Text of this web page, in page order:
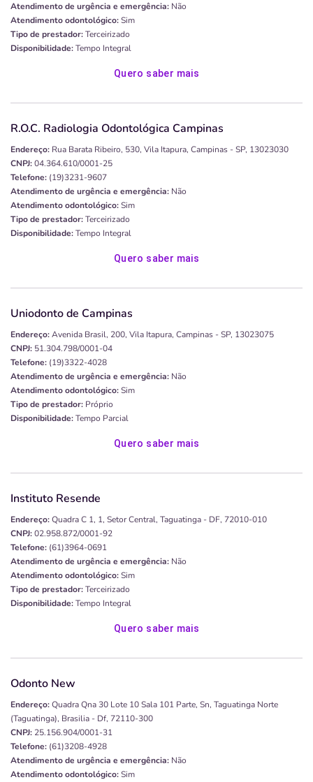
Atendimento de urgência e emergência: Não
Atendimento odontológico:Sim
Tipo de prestador:Terceirizado
Disponibilidade:Tempo Integral
Quero saber mais
R.O.C. Radiologia Odontológica Campinas
Endereço: Rua Barata Ribeiro, 530, Vila Itapura, Campinas - SP, 13023030
CNPJ:04.364.610/0001-25
Telefone: (19)3231-9607
Atendimento de urgência e emergência: Não
Atendimento odontológico:Sim
Tipo de prestador:Terceirizado
Disponibilidade:Tempo Integral
Quero saber mais
Uniodonto de Campinas
Endereço:Avenida Brasil, 200, Vila Itapura, Campinas - SP, 13023075
CNPJ: 51.304.798/0001-04
Telefone: (19)3322-4028
Atendimento de urgência e emergência: Não
Atendimento odontológico:Sim
Tipo de prestador: Próprio
Disponibilidade:Tempo Parcial
Quero saber mais
Instituto Resende
Endereço:Quadra C 1, 1, Setor Central, Taguatinga - DF, 72010-010
CNPJ:02.958.872/0001-92
Telefone: (61)3964-0691
Atendimento de urgência e emergência: Não
Atendimento odontológico:Sim
Tipo de prestador:Terceirizado
Disponibilidade:Tempo Integral
Quero saber mais
Odonto New
Endereço:Quadra Qna 30 Lote 10 Sala 101 Parte, Sn, Taguatinga Norte
(taguatinga), Brasilia - Df, 72110-300
CNPJ: 25.156.904/0001-31
Telefone: (61)3208-4928
Atendimento de urgência e emergência: Não
Atendimento odontológico:Sim